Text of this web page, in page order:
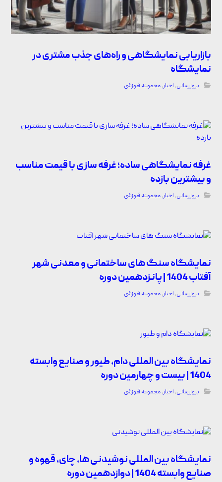
بازاریابی نمایشگاهی و راه‌های جذب مشتری در
نمایشگاه
بروزرسانی, اخبار,مجموعه آموزشی
غرفه نمایشگاهی ساده؛ غرفه سازی با قیمت مناسب
و بیشترین بازده
بروزرسانی, اخبار,مجموعه آموزشی
نمایشگاه سنگ های ساختمانی و معدنی شهر
آفتاب 1404 | پانزدهمین دوره
بروزرسانی, اخبار,مجموعه آموزشی
نمایشگاه بین المللی دام، طیور و صنایع وابسته
1404 | بیست و چهارمین دوره
بروزرسانی, اخبار,مجموعه آموزشی
نمایشگاه بین المللی نوشیدنی ها، چای، قهوه و
صنایع وابسته 1404 | دوازدهمین دوره